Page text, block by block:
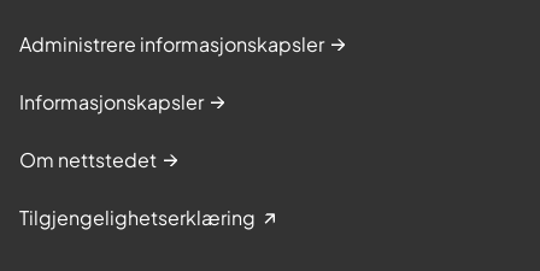
Administrere informasjonskapsler
Informasjonskapsler
Om nettstedet
Tilgjengelighetserklæring